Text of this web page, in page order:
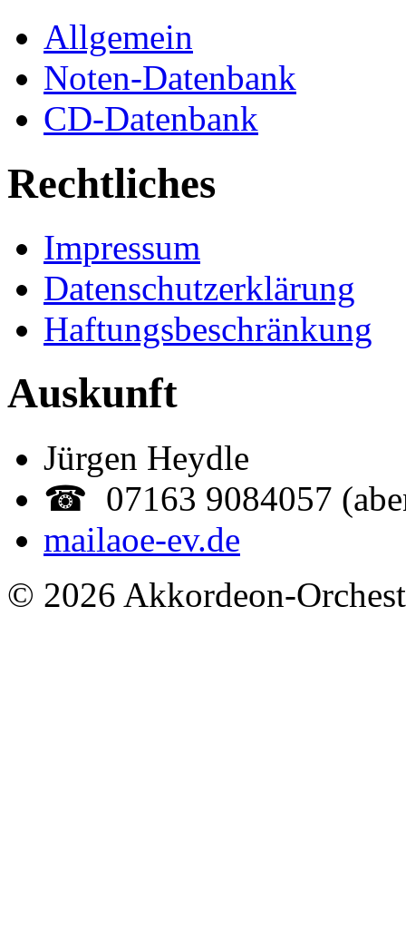
Allgemein
Noten-Datenbank
CD-Datenbank
Rechtliches
Impressum
Datenschutzerklärung
Haftungsbeschränkung
Auskunft
Jürgen Heydle
☎ 07163 9084057
mailaoe-ev.de
© 2026 Akkordeon-